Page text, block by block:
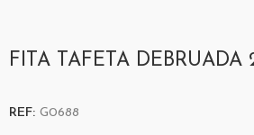
FITA TAFETA DEBRUADA
REF: G0688